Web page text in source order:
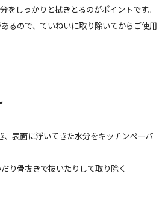
をしっかりと拭きとるのがポイントです。
るので、ていねいに取り除いてからご使用
、表面に浮いてきた水分をキッチンペーパ
り骨抜きで抜いたりして取り除く